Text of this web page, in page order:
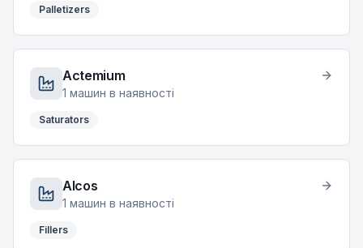
Palletizers
Actemium
1 машин в наявності
Saturators
Alcos
1 машин в наявності
Fillers